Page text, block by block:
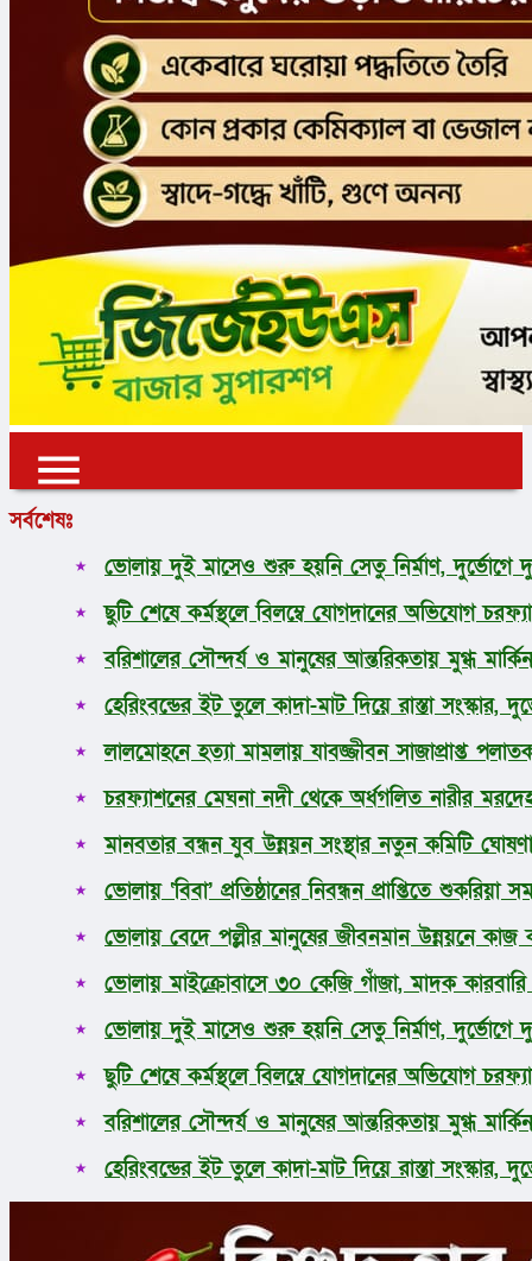
✕✕
প্রচ্ছদ
জাতীয়
আন্তর্জাতিক
অর্থনীতি
রাজনীতি
ধর্ম
লাইফস্টাইল
সোশ্যাল মিডিয়া
বিজ্ঞান ও প্রযুক্তি
সর্বশেষঃ
ভোলায় দুই মাসেও শুরু হয়নি সেতু নির্মাণ, দুর্ভোগে
ছুটি শেষে কর্মস্থলে বিলম্বে যোগদানের অভিযোগ
বরিশালের সৌন্দর্য ও মানুষের আন্তরিকতায় মুগ্ধ মার্কিন
হেরিংবন্ডের ইট তুলে কাদা-মাট দিয়ে রাস্তা সংস্কার,
লালমোহনে হত্যা মামলায় যাবজ্জীবন সাজাপ্রাপ্ত
চরফ্যাশনের মেঘনা নদী থেকে অর্ধগলিত নারীর
মানবতার বন্ধন যুব উন্নয়ন সংস্থার নতুন কমিটি ঘোষণা
ভোলায় ‘বিবা’ প্রতিষ্ঠানের নিবন্ধন প্রাপ্তিতে
ভোলায় বেদে পল্লীর মানুষের জীবনমান উন্নয়নে কাজ
ভোলায় মাইক্রোবাসে ৩০ কেজি গাঁজা, মাদক
ভোলায় দুই মাসেও শুরু হয়নি সেতু নির্মাণ, দুর্ভোগে
ছুটি শেষে কর্মস্থলে বিলম্বে যোগদানের অভিযোগ
বরিশালের সৌন্দর্য ও মানুষের আন্তরিকতায় মুগ্ধ মার্কিন
হেরিংবন্ডের ইট তুলে কাদা-মাট দিয়ে রাস্তা সংস্কার,